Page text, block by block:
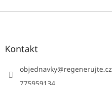
Z
Kontakt
objednavky@regenerujte.cz